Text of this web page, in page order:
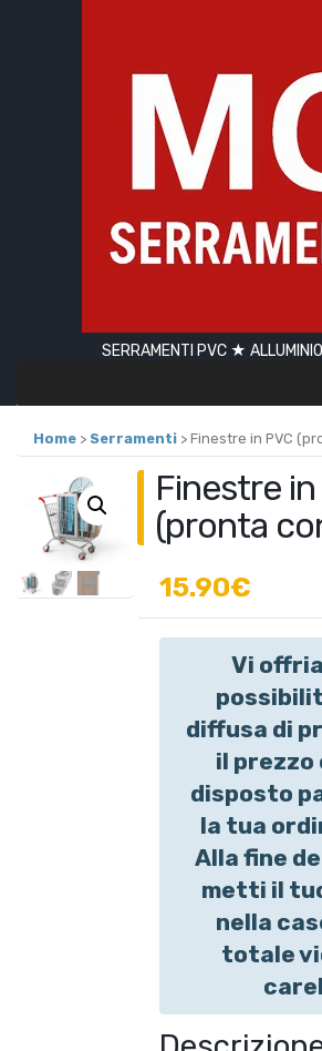
SERRAMENTI PVC ★
Home > Serramenti > Finestre in PVC
Finestre in
(pronta
15.90€
Vi
diffusa di
il prezzo
disposto
la tua
Alla fine
metti il
nella
totale